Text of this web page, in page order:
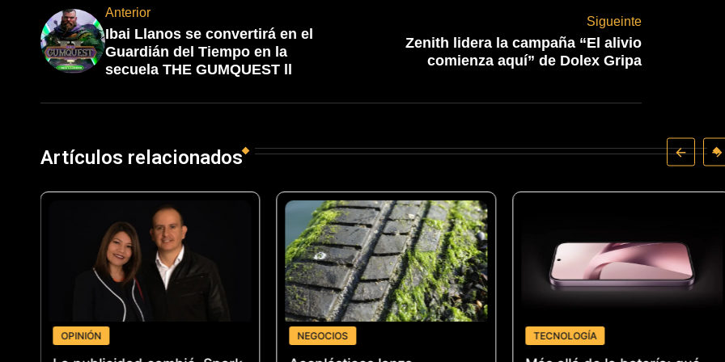
Anterior
Ibai Llanos se convertirá en el
Guardián del Tiempo en la
secuela THE GUMQUEST ll
Sigueinte
Zenith lidera la campaña “El alivio
comienza aquí” de Dolex Gripa
Artículos relacionados
OPINIÓN NEGOCIOS TECNOLOGÍA